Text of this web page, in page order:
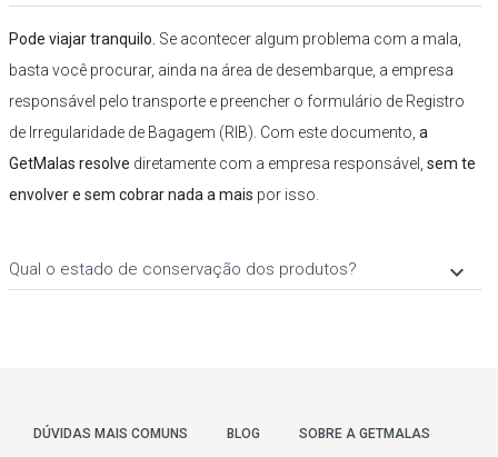
Pode viajar tranquilo. Se acontecer algum problema com a mala,
basta você procurar, ainda na área de desembarque, a empresa
responsável pelo transporte e preencher o formulário de Registro
de Irregularidade de Bagagem (RIB). Com este documento, a
GetMalas resolve diretamente com a empresa responsável, sem te
envolver e sem cobrar nada a mais por isso.
Qual o estado de conservação dos produtos? keyboard_arrow_down
DÚVIDAS MAIS COMUNS BLOG SOBRE A GETMALAS